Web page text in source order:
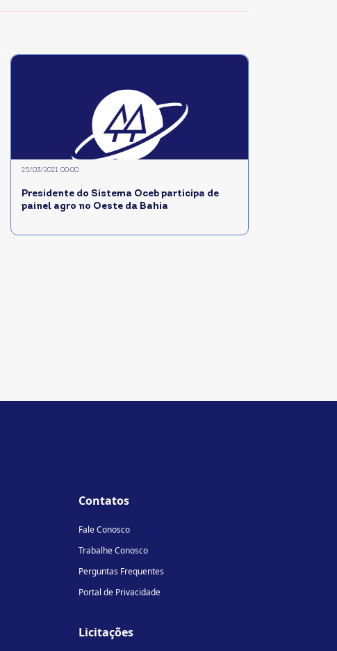
Presidente do Sistema Oceb participa de
painel agro no Oeste da Bahia
25/03/2021 00:00
Contatos
Fale Conosco
Trabalhe Conosco
Perguntas Frequentes
Portal de Privacidade
Licitações